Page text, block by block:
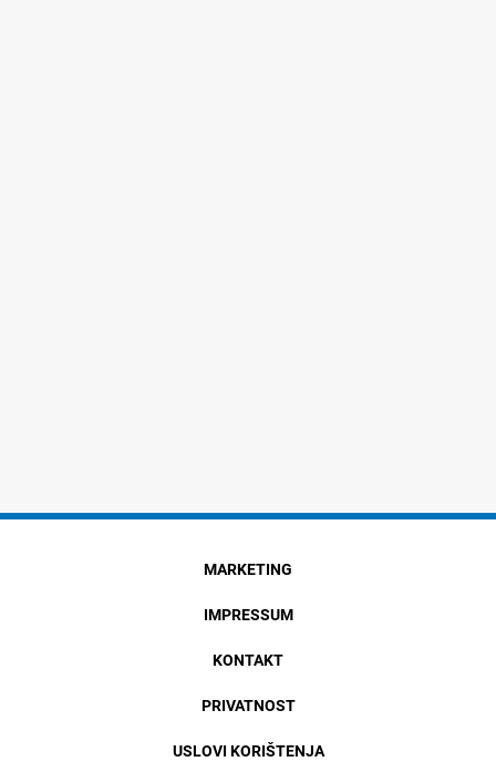
MARKETING
IMPRESSUM
KONTAKT
PRIVATNOST
USLOVI KORIŠTENJA